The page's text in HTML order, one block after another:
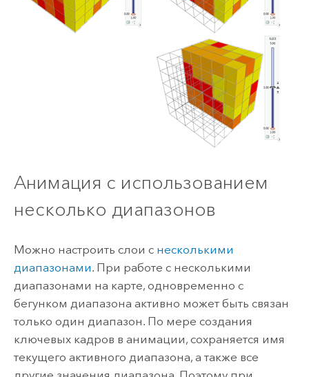
Анимация с использованием
несколько диапазонов
Можно настроить слои с несколькими
диапазонами. При работе с несколькими
диапазонами на карте, одновременно с
бегунком диапазона активно может быть связан
только один диапазон. По мере создания
ключевых кадров в анимации, сохраняется имя
текущего активного диапазона, а также все